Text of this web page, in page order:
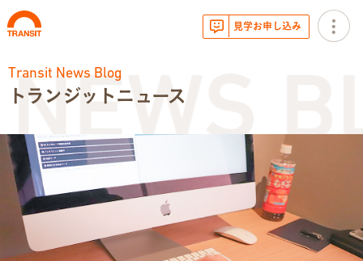
お知らせ
トランジットニュース
利用体験談
広報・イベント
Transit News Blog
トランジットニュース
見学お申し込み